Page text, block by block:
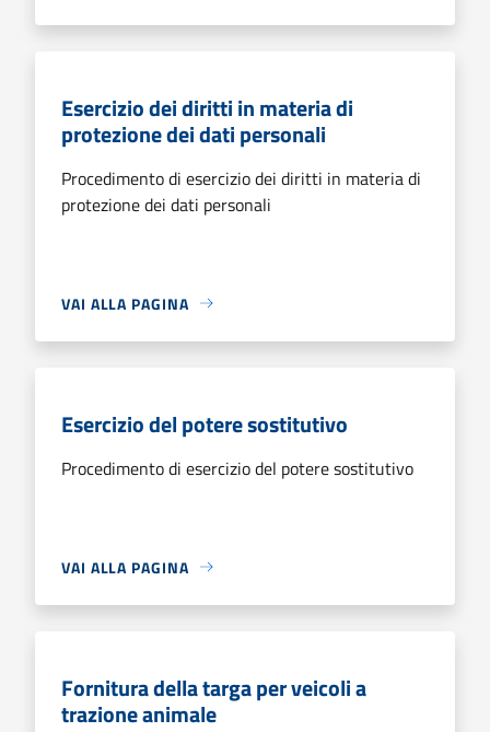
Esercizio dei diritti in materia di
protezione dei dati personali
Procedimento di esercizio dei diritti in materia di
protezione dei dati personali
VAI ALLA PAGINA
Esercizio del potere sostitutivo
Procedimento di esercizio del potere sostitutivo
VAI ALLA PAGINA
Fornitura della targa per veicoli a
trazione animale